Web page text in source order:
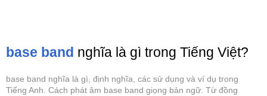
base band nghĩa là gì trong Tiếng Việt?
base band nghĩa là gì, định nghĩa, các sử dụng và ví dụ trong
Tiếng Anh. Cách phát âm base band giọng bản ngữ. Từ đồng